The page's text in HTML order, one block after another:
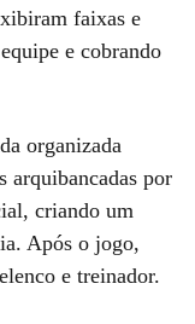
faixas e
e cobrando
organizada
arquibancadas por
criando um
Após o jogo,
e treinador.